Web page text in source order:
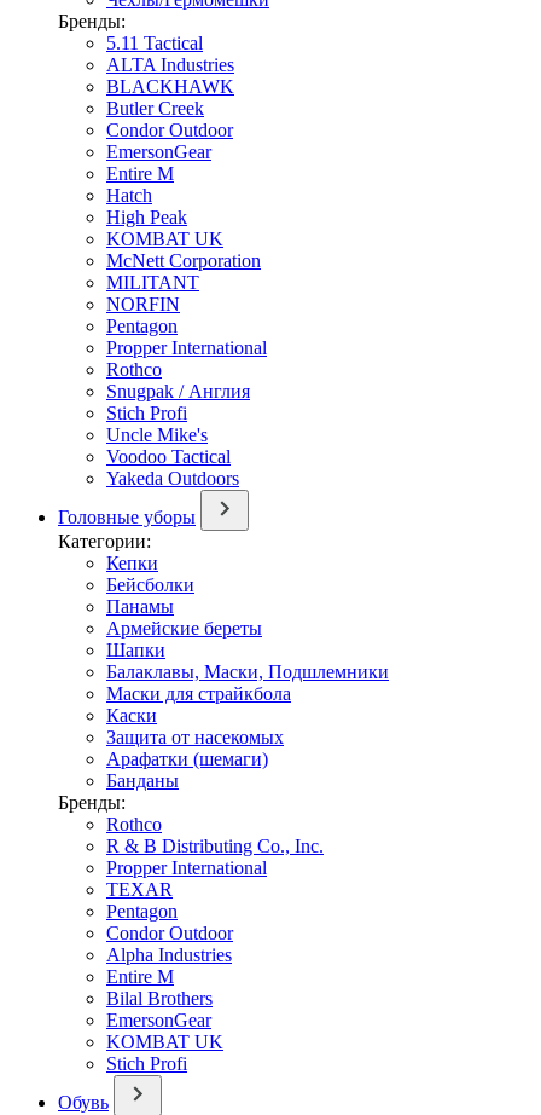
Бренды:
5.11 Tactical
ALTA Industries
BLACKHAWK
Butler Creek
Condor Outdoor
EmersonGear
Entire M
Hatch
High Peak
KOMBAT UK
McNett Corporation
MILITANT
NORFIN
Pentagon
Propper International
Rothco
Snugpak / Англия
Stich Profi
Uncle Mike's
Voodoo Tactical
Yakeda Outdoors
Головные уборы
Категории:
Кепки
Бейсболки
Панамы
Армейские береты
Шапки
Балаклавы, Маски, Подшлемники
Маски для страйкбола
Каски
Защита от насекомых
Арафатки (шемаги)
Банданы
Бренды:
Rothco
R & B Distributing Co., Inc.
Propper International
TEXAR
Pentagon
Condor Outdoor
Alpha Industries
Entire M
Bilal Brothers
EmersonGear
KOMBAT UK
Stich Profi
Обувь